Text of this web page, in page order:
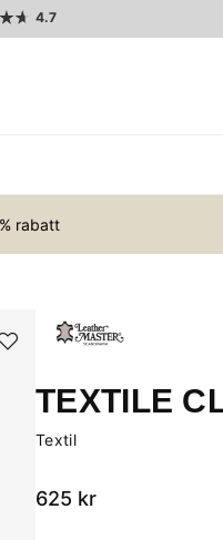
4.7
rabatt
TEXTILE
Textil
625 kr